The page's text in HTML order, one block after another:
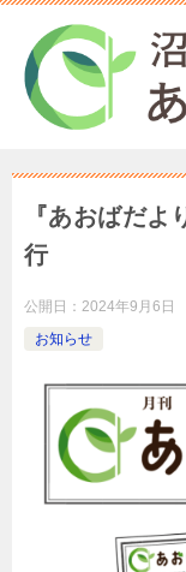
『あおばだ
行
公開日： 2024年9月6日
お知らせ